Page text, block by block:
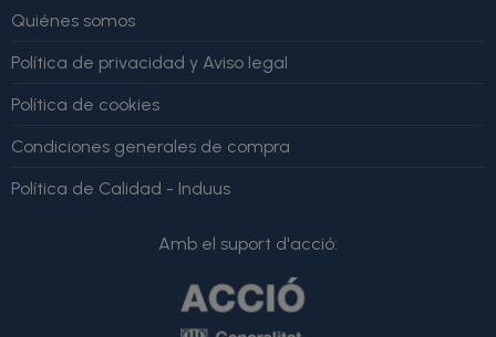
Quiénes somos
Política de privacidad y Aviso legal
Política de cookies
Condiciones generales de compra
Política de Calidad - Induus
Amb el suport d'acció: